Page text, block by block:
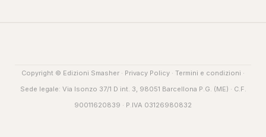
Copyright © Edizioni Smasher · Privacy Policy · Termini e condizioni ·
Sede legale: Via Isonzo 37/1 D int. 3, 98051 Barcellona P.G. (ME) · C.F.
90011620839 · P.IVA 03126980832